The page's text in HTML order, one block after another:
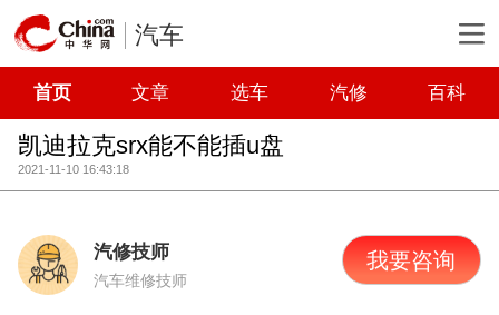
汽车
首页 文章 选车 汽修 百科
凯迪拉克srx能不能插u盘
2021-11-10 16:43:18
汽修技师
汽车维修技师
我要咨询